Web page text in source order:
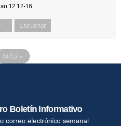
12:12-16
Escuchar
MÁS »
Boletín Informativo
correo electrónico semanal